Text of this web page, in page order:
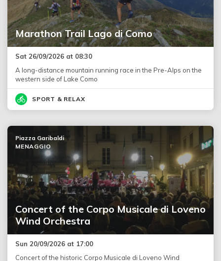
Marathon Trail Lago di Como
Sat 26/09/2026 at 08:30
A long-distance mountain running race in the Pre-Alps on the
western side of Lake Como
SPORT & RELAX
Concert of the Corpo Musicale di Loveno
Wind Orchestra
Piazza Garibaldi
MENAGGIO
Sun 20/09/2026 at 17:00
Concert of the historic Corpo Musicale di Loveno Wind